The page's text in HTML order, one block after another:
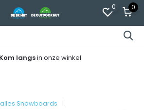
0 0
Kom langsin onze winkel
Snowboards